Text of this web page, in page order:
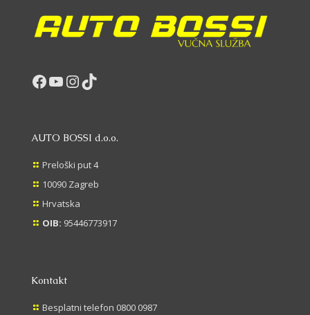
Facebook
YouTube
Instagram
TikTok
AUTO BOSSI d.o.o.
Preloški put 4
10090 Zagreb
Hrvatska
OIB: 95446773917
Kontakt
Besplatni telefon 0800 0987